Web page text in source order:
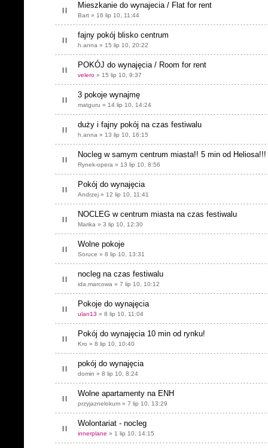
Mieszkanie do wynajecia / Flat for rent
Bart » 16 lip 10, 11:44
fajny pokój blisko centrum
h.anna » 15 lip 10, 20:22
POKÓJ do wynajęcia / Room for rent
velero » 15 lip 10, 9:37
3 pokoje wynajmę
matguru » 14 lip 10, 14:24
duży i fajny pokój na czas festiwalu
h.anna » 13 lip 10, 16:15
Nocleg w samym centrum miasta!! 5 min od Heliosa!!!
Rynek-opera » 13 lip 10, 8:56
Pokój do wynajęcia
Andrzej » 12 lip 10, 11:41
NOCLEG w centrum miasta na czas festiwalu
Marika » 3 lip 10, 12:30
Wolne pokoje
Soruce » 8 lip 10, 13:31
nocleg na czas festiwalu
ida.marcowa » 7 lip 10, 10:12
Pokoje do wynajęcia
ulan13 » 8 lip 10, 11:04
Pokój do wynajęcia 10 min od rynku!
Kro » 8 lip 10, 10:40
pokój do wynajęcia
domin » 8 lip 10, 8:24
Wolne apartamenty na ENH
przyjaznelokum » 7 lip 10, 13:29
Wolontariat - nocleg
innerplane » 1 lip 10, 14:15